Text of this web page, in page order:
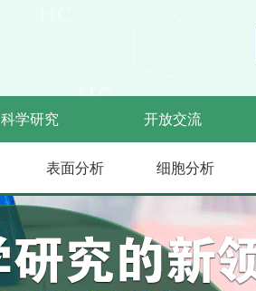
科学研究 开放交流
表面分析 细胞分析